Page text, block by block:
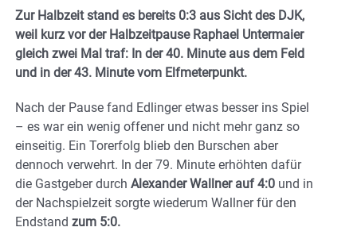
Zur Halbzeit stand es bereits 0:3 aus Sicht des DJK,
weil kurz vor der Halbzeitpause Raphael Untermaier
gleich zwei Mal traf: In der 40. Minute aus dem Feld
und in der 43. Minute vom Elfmeterpunkt.
Nach der Pause fand Edlinger etwas besser ins Spiel
– es war ein wenig offener und nicht mehr ganz so
einseitig. Ein Torerfolg blieb den Burschen aber
dennoch verwehrt. In der 79. Minute erhöhten dafür
die Gastgeber durch Alexander Wallner auf 4:0 und in
der Nachspielzeit sorgte wiederum Wallner für den
Endstand zum 5:0.